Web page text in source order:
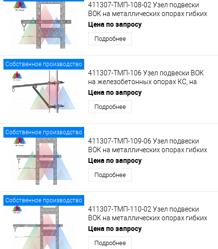
411307-ТМП-108-02 Узел подвески
ВОК на металлических опорах гибких
поперечин на укороченном
кронштейне с кольцом
Цена по запросу
Подробнее
Собственное производство
411307-ТМП-106 Узел подвески ВОК
на железобетонных опорах КС, на
кронштейне КВ-1 с кольцом.
Цена по запросу
Подробнее
Собственное производство
411307-ТМП-109-06 Узел подвески
ВОК на металлических опорах гибких
поперечин на кронштейне с кольцом
Цена по запросу
Подробнее
Собственное производство
411307-ТМП-110-02 Узел подвески
ВОК на металлических опорах гибких
поперечин на удлиненном кронштейне
с кольцом
Цена по запросу
Подробнее